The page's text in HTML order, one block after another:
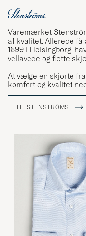
Varemærket
af kvalitet. Allerede få
1899 i Helsingborg,
vellavede og flotte
At vælge en skjorte
komfort og kvalitet
igennem mindst 60
adskillige kritiske
TIL STENSTRÖMS